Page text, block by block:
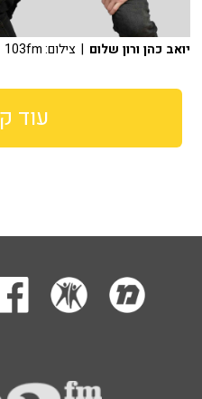
יואב כהן ורון שלום | צילום: 103fm
עוד